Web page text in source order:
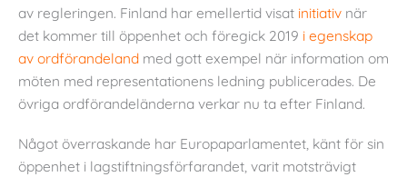
av regleringen. Finland har emellertid visat initiativ när
det kommer till öppenhet och föregick 2019 i egenskap
av ordförandeland med gott exempel när information om
möten med representationens ledning publicerades. De
övriga ordförandeländerna verkar nu ta efter Finland.
Något överraskande har Europaparlamentet, känt för sin
öppenhet i lagstiftningsförfarandet, varit motsträvigt